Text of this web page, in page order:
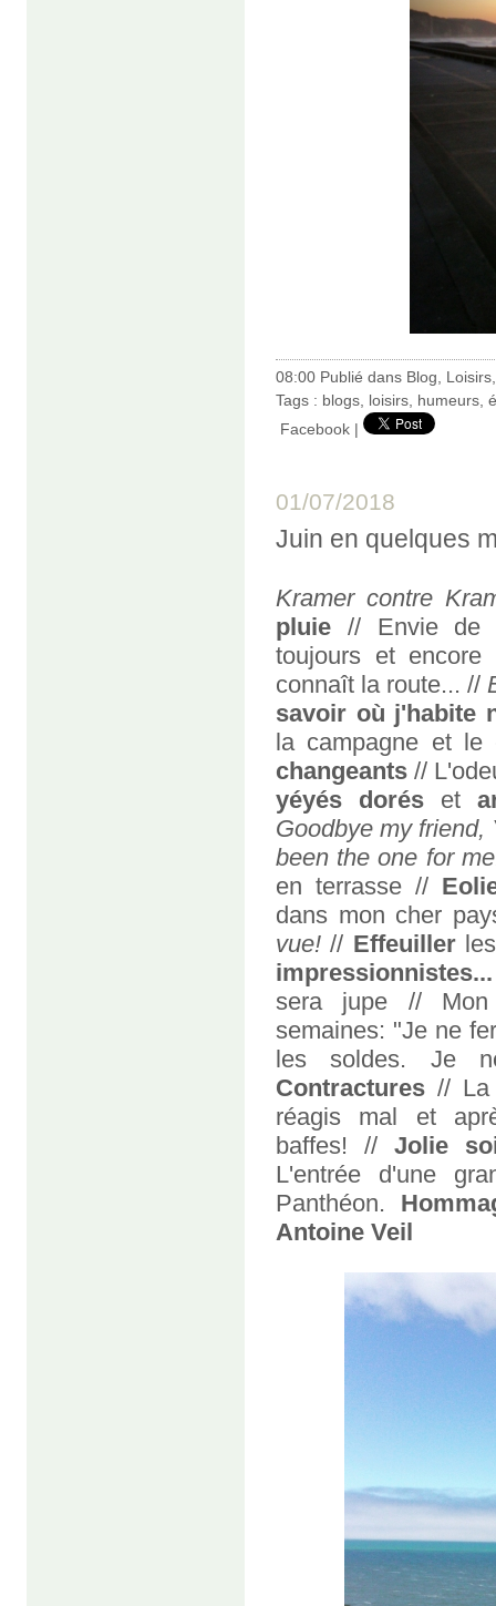
08:00 Publié dans Blog, Loisirs
Tags : blogs, loisirs, humeurs,
Facebook |
01/07/2018
Juin en quelques
Kramer contre
pluie // Envie de
toujours et
connaît la route... //
savoir où j'habite
la campagne et
changeants //
yéyés dorés et
Goodbye my friend,
been the one for
en terrasse //
dans mon cher
vue!// Effeuillerles
impressionnistes...
sera jupe //
semaines: "Je ne
les soldes. Je
Contractures // La
réagis mal et
baffes! //Jolie
L'entrée d'une
Panthéon.
Antoine Veil